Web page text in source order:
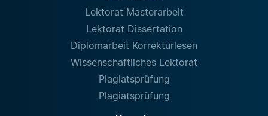
Lektorat Masterarbeit
Lektorat Dissertation
Diplomarbeit Korrekturlesen
Wissenschaftliches Lektorat
Plagiatsprüfung
Plagiatsprüfung